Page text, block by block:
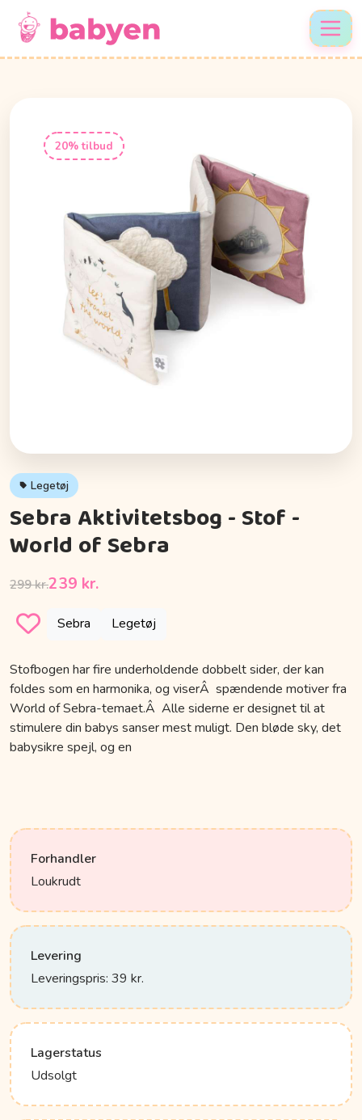
20% tilbud
Legetøj
Sebra Aktivitetsbog - Stof -
World of Sebra
299 kr.239 kr.
Sebra Legetøj
Stofbogen har fire underholdende dobbelt sider, der kan
foldes som en harmonika, og viserÂ spændende motiver fra
World of Sebra-temaet.Â Alle siderne er designet til at
stimulere din babys sanser mest muligt. Den bløde sky, det
babysikre spejl, og en
Forhandler
Loukrudt
Levering
Leveringspris: 39 kr.
Lagerstatus
Udsolgt